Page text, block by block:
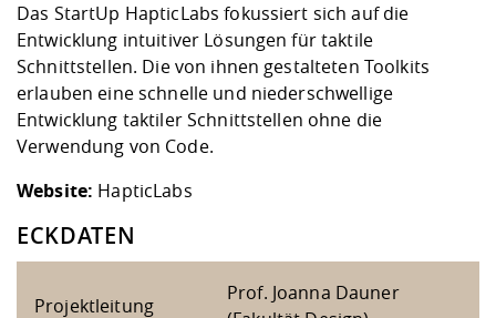
Das StartUp HapticLabs fokussiert sich auf die
Entwicklung intuitiver Lösungen für taktile
Schnittstellen. Die von ihnen gestalteten Toolkits
erlauben eine schnelle und niederschwellige
Entwicklung taktiler Schnittstellen ohne die
Verwendung von Code.
Website: HapticLabs
ECKDATEN
Projektleitung
Prof. Joanna Dauner